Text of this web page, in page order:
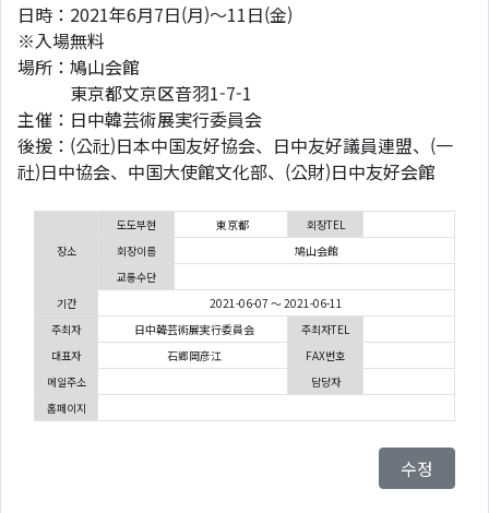
日時：2021年6月7日(月)～11日(金)
※入場無料
場所：鳩山会館
東京都文京区音羽1-7-1
主催：日中韓芸術展実行委員会
後援：(公社)日本中国友好協会、日中友好議員連盟、(一
社)日中協会、中国大使館文化部、(公財)日中友好会館
장소
도도부현 東京都
회장TEL
회장이름
鳩山会館
교통수단
기간
2021-06-07 ～ 2021-06-11
주최자
日中韓芸術展実行委員会
주최자TEL
대표자
石郷岡彦江
FAX번호
메일주소
담당자
홈페이지
수정